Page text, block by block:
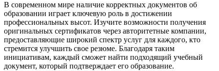
В современном мире наличие корректных документов об
образовании играет ключевую роль в достижении
профессиональных высот. Изучите возможности получения
оригинальных сертификатов через авторитетные компании,
предоставляющие широкий спектр услуг для каждого, кто
стремится улучшить свое резюме. Благодаря таким
инициативам, каждый сможет найти подходящий учебный
документ, который подтверждает его образование.